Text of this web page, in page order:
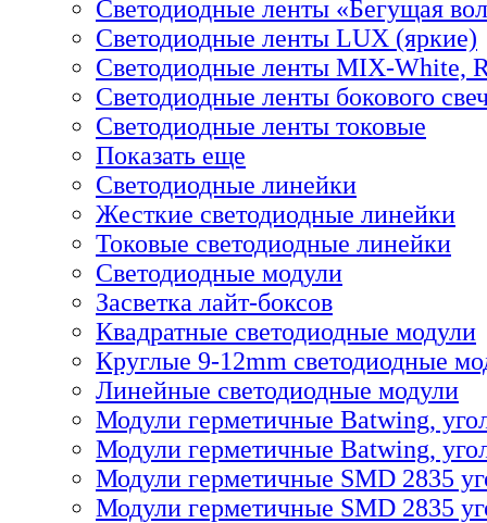
Светодиодные ленты «Бегущая
Светодиодные ленты LUX (яркие)
Светодиодные ленты MIX-White,
Светодиодные ленты бокового
Светодиодные ленты токовые
Показать еще
Светодиодные линейки
Жесткие светодиодные линейки
Токовые светодиодные линейки
Светодиодные модули
Засветка лайт-боксов
Квадратные светодиодные модули
Круглые 9-12mm светодиодные
Линейные светодиодные модули
Модули герметичные Batwing,
Модули герметичные Batwing,
Модули герметичные SMD 2835
Модули герметичные SMD 2835